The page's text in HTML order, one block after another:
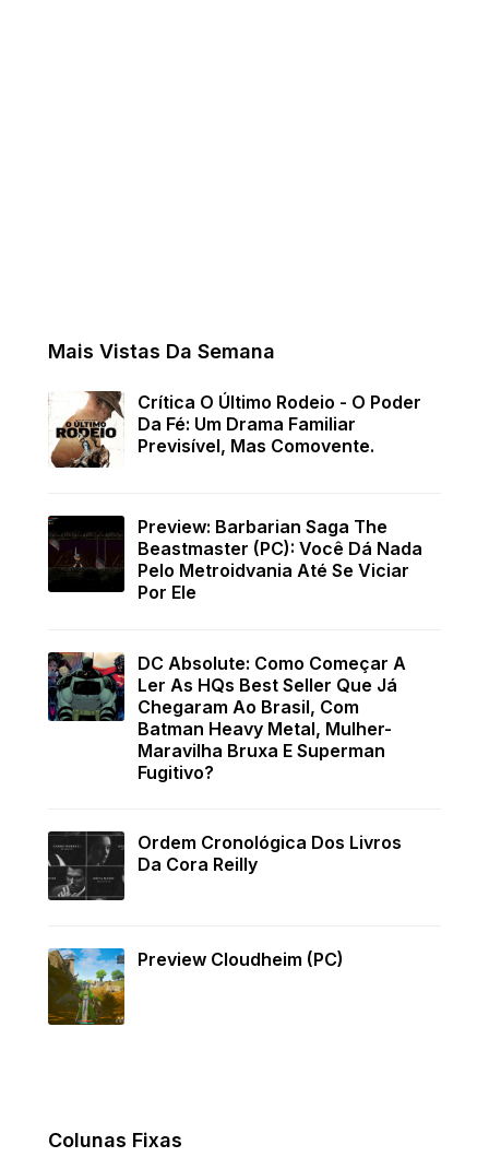
Mais Vistas Da Semana
Crítica O Último Rodeio - O Poder
Da Fé: Um Drama Familiar
Previsível, Mas Comovente.
Preview: Barbarian Saga The
Beastmaster (PC): Você Dá Nada
Pelo Metroidvania Até Se Viciar
Por Ele
DC Absolute: Como Começar A
Ler As HQs Best Seller Que Já
Chegaram Ao Brasil, Com
Batman Heavy Metal, Mulher-
Maravilha Bruxa E Superman
Fugitivo?
Ordem Cronológica Dos Livros
Da Cora Reilly
Preview Cloudheim (PC)
Colunas Fixas